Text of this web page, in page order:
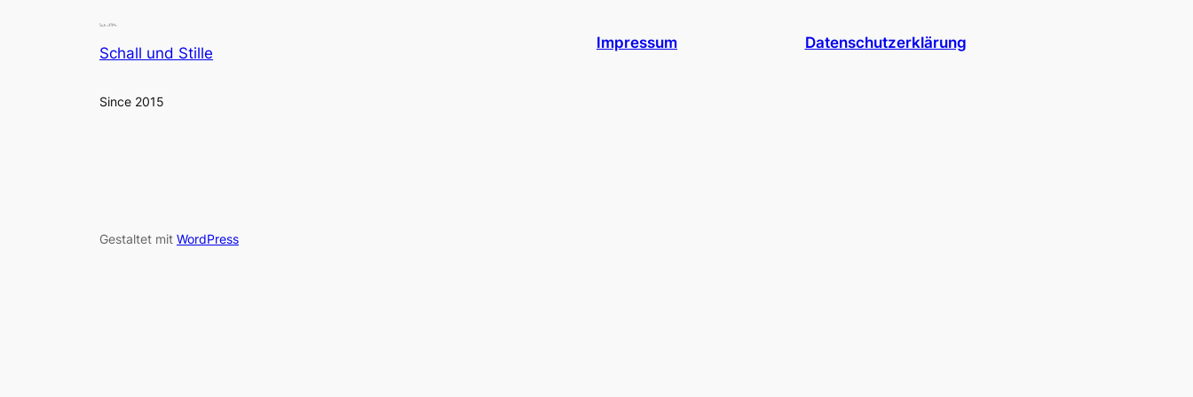
Schall und Stille
Since 2015
Impressum Datenschutzerklärung
Gestaltet mit WordPress